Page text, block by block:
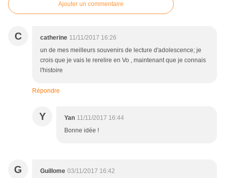
Ajouter un commentaire
C catherine 11/11/2017 16:26
un de mes meilleurs souvenirs de lecture d'adolescence; je
crois que je vais le rerelire en Vo , maintenant que je connais
l'histoire
Répondre
Y Yan 11/11/2017 16:44
Bonne idée !
G Guillome 03/11/2017 16:42